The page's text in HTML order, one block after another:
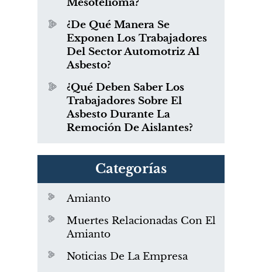
Mesotelioma?
¿De Qué Manera Se
Exponen Los Trabajadores
Del Sector Automotriz Al
Asbesto?
¿Qué Deben Saber Los
Trabajadores Sobre El
Asbesto Durante La
Remoción De Aislantes?
Categorías
Amianto
Muertes Relacionadas Con El
Amianto
Noticias De La Empresa